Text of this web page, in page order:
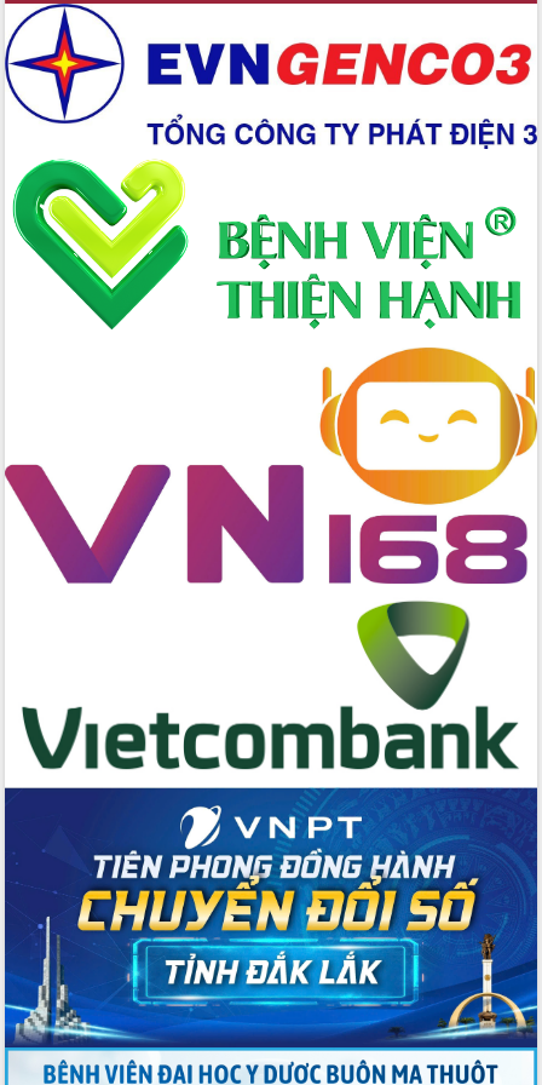
Ứng dụng sinh trắc học - Bước tiến
trong hành trình chuyển đổi số tại Đắk
Lắk
Đắk Lắk nâng cao hiệu quả công tác
Đảng từ Sổ tay đảng viên điện tử
Đắk Lắk đẩy mạnh nuôi biển công
nghệ, hướng tới phát triển thủy sản
bền vững
Tập huấn nâng cao năng lực triển khai
chuyển đổi số cho cán bộ, công chức
Đắk Lắk phát động hưởng ứng Ngày
Tổ chức trang trọng Lễ hội Đền thờ
Lương Văn Chánh năm 2026
Phó Bí thư Tỉnh ủy Đắk Lắk Đỗ Hữu
Huy giữ chức Bí thư Đảng ủy Ủy Ban
Nhân dân tỉnh
Đánh giá, rút kinh nghiệm công tác tổ
chức diễn tập trước ngày bầu cử
Chương trình “Gặp gỡ hữu nghị –
Bầu cử Quốc hội và HĐND: Cử tri Đắk
Lắk gửi gắm niềm tin, kỳ vọng vào lá
Đắk Lắk sẵn sàng các điều kiện cho
Ngày hội bầu cử đại biểu Quốc hội
khóa XVI và HĐND các cấp nhiệm kỳ
2026-2031
Đảm bảo cuộc bầu cử đại biểu Quốc
hội và đại biểu HĐND các cấp diễn ra
an toàn, hiệu quả, đúng quy định